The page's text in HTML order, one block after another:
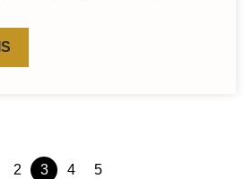
2 3 4 5